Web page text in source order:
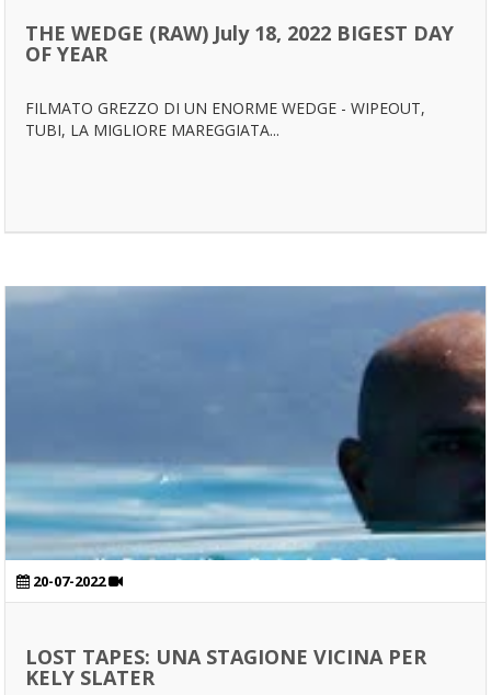
THE WEDGE (RAW) July 18, 2022 BIGEST DAY
OF YEAR
FILMATO GREZZO DI UN ENORME WEDGE - WIPEOUT,
TUBI, LA MIGLIORE MAREGGIATA...
20-07-2022
LOST TAPES: UNA STAGIONE VICINA PER
KELY SLATER